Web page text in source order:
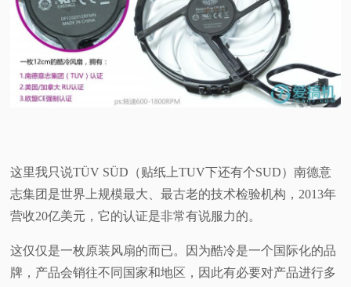
这里我只说TÜV SÜD（贴纸上TUV下还有个SUD）南德意
志集团是世界上规模最大、最古老的技术检验机构，2013年
营收20亿美元，它的认证是非常有说服力的。
这仅仅是一枚原装风扇的而已。 因为酷冷是一个国际化的品
牌，产品会销往不同国家和地区，因此有必要对产品进行多